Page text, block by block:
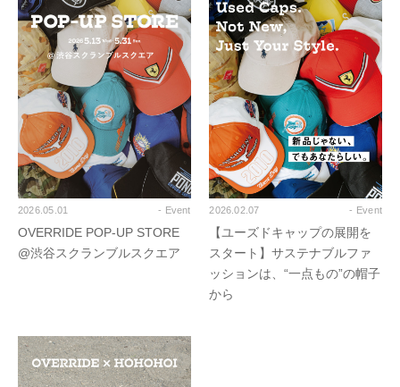
2026.05.01 - Event
OVERRIDE POP-UP STORE
@渋谷スクランブルスクエア
2026.02.07 - Event
【ユーズドキャップの展開を
スタート】サステナブルファ
ッションは、“一点もの”の帽子
から